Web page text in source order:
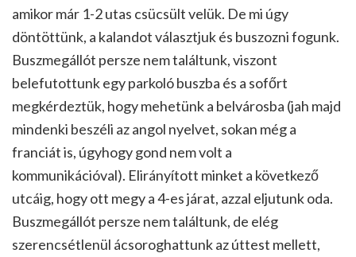
amikor már 1-2 utas csücsült velük. De mi úgy
döntöttünk, a kalandot választjuk és buszozni fogunk.
Buszmegállót persze nem találtunk, viszont
belefutottunk egy parkoló buszba és a sofőrt
megkérdeztük, hogy mehetünk a belvárosba (jah majd
mindenki beszéli az angol nyelvet, sokan még a
franciát is, úgyhogy gond nem volt a
kommunikációval). Elirányított minket a következő
utcáig, hogy ott megy a 4-es járat, azzal eljutunk oda.
Buszmegállót persze nem találtunk, de elég
szerencsétlenül ácsoroghattunk az úttest mellett,